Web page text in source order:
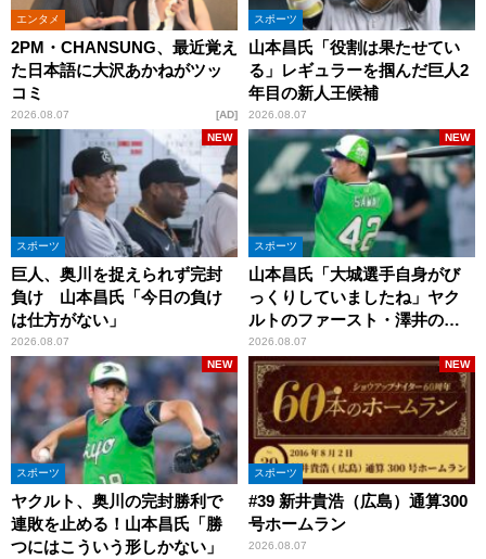
エンタメ
2PM・CHANSUNG、最近覚え
た日本語に大沢あかねがツッ
コミ
2026.08.07 AD
スポーツ
山本昌氏「役割は果たせてい
る」レギュラーを掴んだ巨人2
年目の新人王候補
2026.08.07
スポーツ
巨人、奥川を捉えられず完封
負け 山本昌氏「今日の負け
は仕方がない」
2026.08.07
NEW
スポーツ
山本昌氏「大城選手自身がび
っくりしていましたね」ヤク
ルトのファースト・澤井の判
断を評価
2026.08.07
NEW
スポーツ
ヤクルト、奥川の完封勝利で
連敗を止める！山本昌氏「勝
つにはこういう形しかない」
NEW
スポーツ
#39 新井貴浩（広島）通算300
号ホームラン
2026.08.07
NEW